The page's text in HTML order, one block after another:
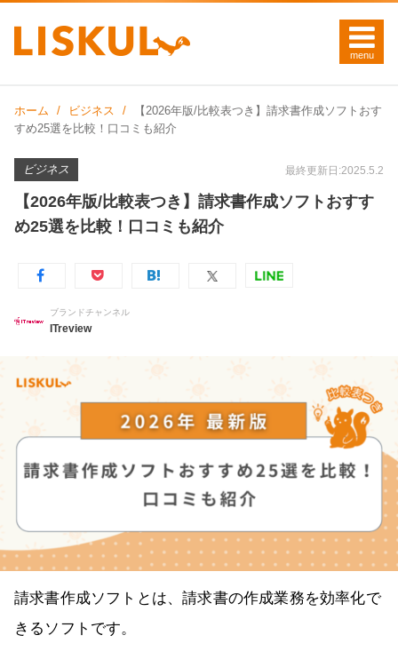
ホーム ビジネス
【2026年版/比較表つき】請求書作成ソフトおす
すめ25選を比較！口コミも紹介
ビジネス 最終更新日:2025.5.2
【2026年版/比較表つき】請求書作成ソフトおすす
め25選を比較！口コミも紹介
ブランドチャンネル
ITreview
請求書作成ソフトとは、請求書の作成業務を効率化で
きるソフトです。